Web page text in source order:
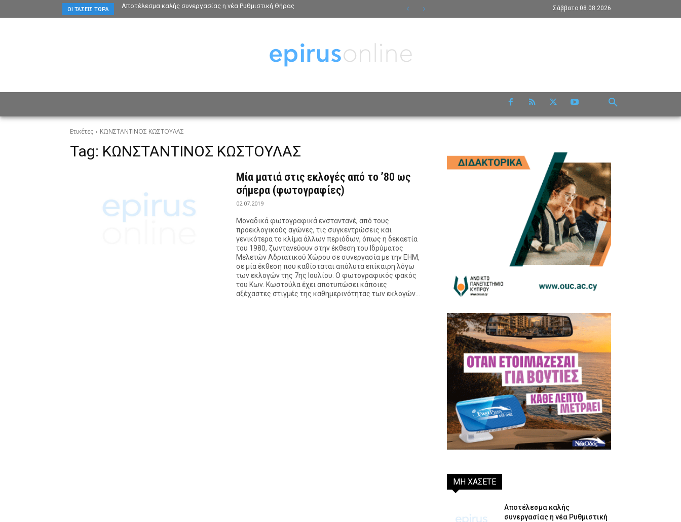
ΟΙ ΤΆΣΕΙΣ ΤΏΡΑ Αποτέλεσμα καλής συνεργασίας η νέα Ρυθμιστική Θήρας Σάββατο 08.08.2026
Ετικέτες ΚΩΝΣΤΑΝΤΙΝΟΣ ΚΩΣΤΟΥΛΑΣ
Tag: ΚΩΝΣΤΑΝΤΙΝΟΣ ΚΩΣΤΟΥΛΑΣ
Μία ματιά στις εκλογές από το ’80 ως
σήμερα (φωτογραφίες)
02.07.2019
Μοναδικά φωτογραφικά ενσταντανέ, από τους
προεκλογικούς αγώνες, τις συγκεντρώσεις και
γενικότερα το κλίμα άλλων περιόδων, όπως η δεκαετία
του 1980, ζωντανεύουν στην έκθεση του Ιδρύματος
Μελετών Αδριατικού Χώρου σε συνεργασία με την ΕΗΜ,
σε μία έκθεση που καθίσταται απόλυτα επίκαιρη λόγω
των εκλογών της 7ης Ιουλίου. Ο φωτογραφικός φακός
του Κων. Κωστούλα έχει αποτυπώσει κάποιες
αξέχαστες στιγμές της καθημερινότητας των εκλογών...
ΜΗ ΧΑΣΕΤΕ
Αποτέλεσμα καλής
συνεργασίας η νέα Ρυθμιστική